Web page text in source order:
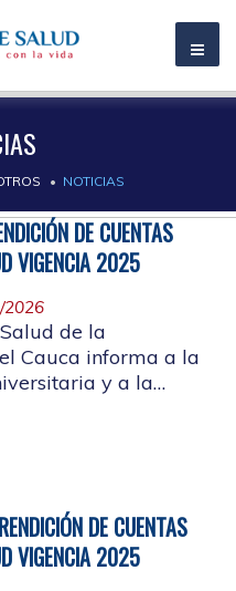
NOTICIAS
DE CUENTAS
VIGENCIA 2025
2026
de la
Cauca informa a la
y a la
DE CUENTAS
VIGENCIA 2025